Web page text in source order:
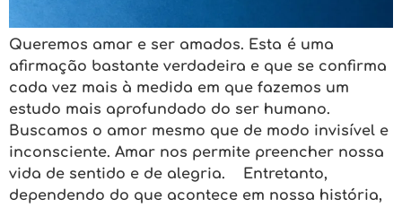
Queremos amar e ser amados. Esta é uma
afirmação bastante verdadeira e que se confirma
cada vez mais à medida em que fazemos um
estudo mais aprofundado do ser humano.
Buscamos o amor mesmo que de modo invisível e
inconsciente. Amar nos permite preencher nossa
vida de sentido e de alegria. Entretanto,
dependendo do que acontece em nossa história,